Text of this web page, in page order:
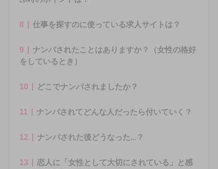
8 仕事を探すのに使っている求人サイトは？
9
ナンパされたことはありますか？（女性の格好
をしているとき）
10 どこでナンパされましたか？
11 ナンパされてどんな人だったら付いていく？
12 ナンパされた後どうなった...？
13
恋人に「女性として大切にされている」と感